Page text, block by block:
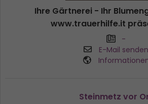
Ihre Gärtnerei - Ihr
www.trauerhilfe.it
-
E-Mail senden
Steinmetz vor